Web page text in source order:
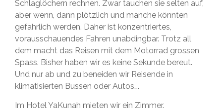
Schlaglöchern rechnen. Zwar tauchen sie selten auf,
aber wenn, dann plötzlich und manche könnten
gefährlich werden. Daher ist konzentriertes,
vorausschauendes Fahren unabdingbar. Trotz all
dem macht das Reisen mit dem Motorrad grossen
Spass. Bisher haben wir es keine Sekunde bereut.
Und nur ab und zu beneiden wir Reisende in
klimatisierten Bussen oder Autos….
Im Hotel YaKunah mieten wir ein Zimmer.